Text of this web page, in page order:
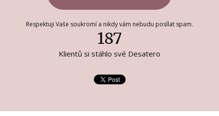
Respektuji Vaše soukromí a nikdy vám nebudu posílat spam.
187
Klientů si stáhlo své Desatero